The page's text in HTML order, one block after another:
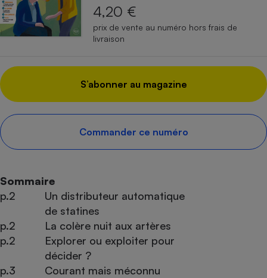
4,20 €
prix de vente au numéro hors frais de
livraison
S’abonner au magazine
Commander ce numéro
Sommaire
p.2
Un distributeur automatique
de statines
p.2
La colère nuit aux artères
p.2
Explorer ou exploiter pour
décider ?
p.3
Courant mais méconnu